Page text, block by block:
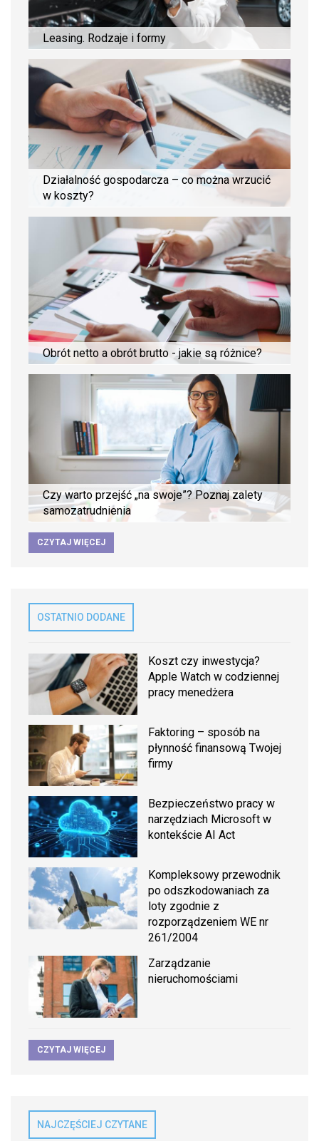
Leasing. Rodzaje i formy
Działalność gospodarcza – co można wrzucić
w koszty?
Obrót netto a obrót brutto - jakie są różnice?
Czy warto przejść „na swoje”? Poznaj zalety
samozatrudnienia
CZYTAJ WIĘCEJ
OSTATNIO DODANE
Koszt czy inwestycja?
Apple Watch w codziennej
pracy menedżera
Faktoring – sposób na
płynność finansową Twojej
firmy
Bezpieczeństwo pracy w
narzędziach Microsoft w
kontekście AI Act
Kompleksowy przewodnik
po odszkodowaniach za
loty zgodnie z
rozporządzeniem WE nr
261/2004
Zarządzanie
nieruchomościami
CZYTAJ WIĘCEJ
NAJCZĘŚCIEJ CZYTANE